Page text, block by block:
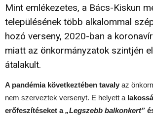
Mint emlékezetes, a Bács-Kiskun
településének több alkalommal
hozó verseny, 2020-ban a
miatt az önkormányzatok szintjén
átalakult.
A pandémia következtében tavaly az
nem szerveztek versenyt. E helyett a
erőfeszítéseket a„Legszebb balkonkert”